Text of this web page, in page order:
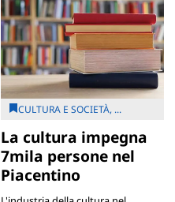
CULTURA E SOCIETÀ, ...
La cultura impegna
7mila persone nel
Piacentino